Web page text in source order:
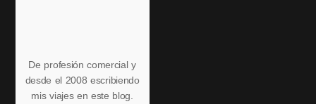
De profesión comercial y
desde el 2008 escribiendo
mis viajes en este blog.